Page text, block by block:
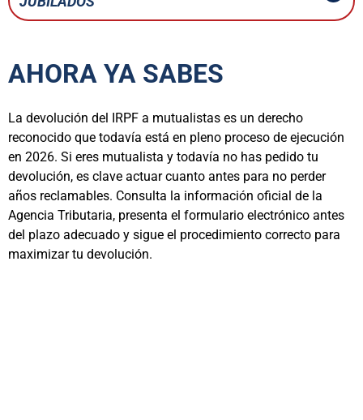
AHORA YA SABES
La devolución del IRPF a mutualistas es un derecho
reconocido que todavía está en pleno proceso de ejecución
en 2026. Si eres mutualista y todavía no has pedido tu
devolución, es clave actuar cuanto antes para no perder
años reclamables. Consulta la información oficial de la
Agencia Tributaria, presenta el formulario electrónico antes
del plazo adecuado y sigue el procedimiento correcto para
maximizar tu devolución.